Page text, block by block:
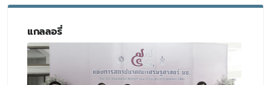
แกลลอรี่